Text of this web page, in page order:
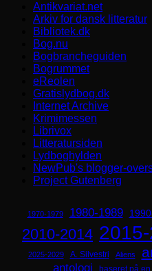
Antikvariat.net
Arkiv for dansk litteratur
Bibliotek.dk
Bog.nu
Bogbrancheguiden
Bogrummet
eReolen
Gratislydbog.dk
Internet Archive
Krimimessen
Librivox
Litteratursiden
Lydboghylden
NewPub's blogger-
Project Gutenberg
1970-1979 1980-1989
2010-2014
2025-2029 A. Silvestri Aliens
antologi baseret på en